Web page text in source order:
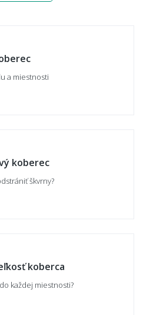
a podlahou?
do malého
kontrastovať?
a miestnosti
koberec
škvrny?
koberca
každej miestnosti?